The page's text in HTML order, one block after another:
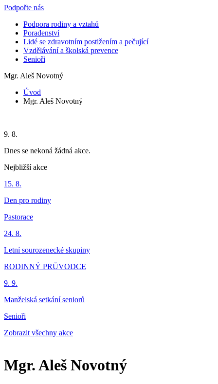
Podpořte nás
Podpora rodiny a vztahů
Poradenství
Lidé se zdravotním postižením a pečující
Vzdělávání a školská prevence
Senioři
Mgr. Aleš Novotný
Úvod
Mgr. Aleš Novotný
9. 8.
Dnes se nekoná žádná akce.
Nejbližší akce
15. 8.
Den pro rodiny
Pastorace
24. 8.
Letní sourozenecké skupiny
RODINNÝ PRŮVODCE
9. 9.
Manželská setkání seniorů
Senioři
Zobrazit všechny akce
Mgr. Aleš Novotný